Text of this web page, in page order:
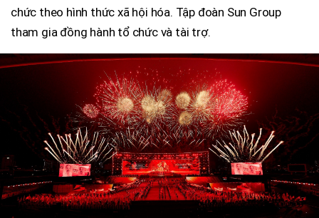
chức theo hình thức xã hội hóa. Tập đoàn Sun Group
tham gia đồng hành tổ chức và tài trợ.